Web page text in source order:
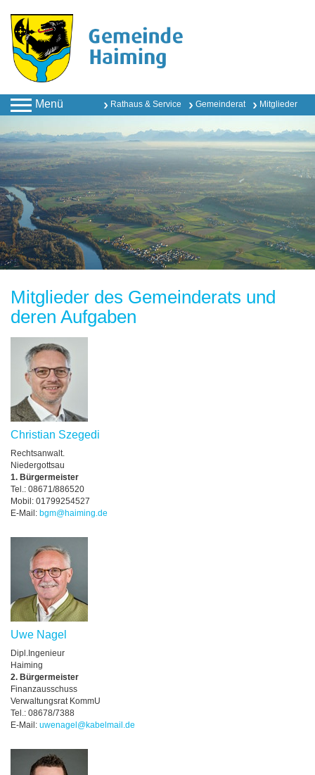
Menü Rathaus & Service Gemeinderat Mitglieder
Mitglieder des Gemeinderats und
deren Aufgaben
Christian Szegedi
Rechtsanwalt.
Niedergottsau
1. Bürgermeister
Tel.: 08671/886520
Mobil: 01799254527
E-Mail: bgm@haiming.de
Uwe Nagel
Dipl.Ingenieur
Haiming
2. Bürgermeister
Finanzausschuss
Verwaltungsrat KommU
Tel.: 08678/7388
E-Mail: uwenagel@kabelmail.de